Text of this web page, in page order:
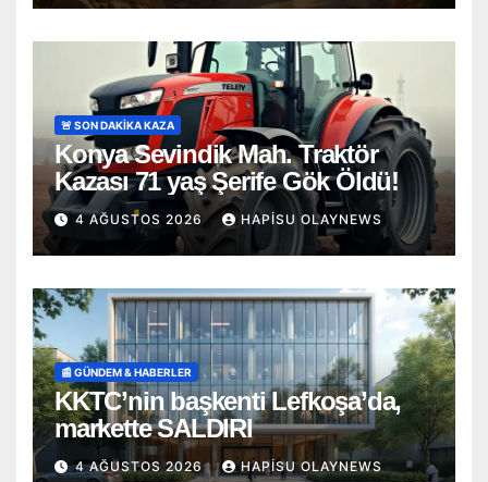
🚨 SON DAKİKA KAZA
Konya Sevindik Mah. Traktör
Kazası 71 yaş Şerife Gök Öldü!
4 AĞUSTOS 2026 HAPISU OLAYNEWS
📰 GÜNDEM & HABERLER
KKTC’nin başkenti Lefkoşa’da,
markette SALDIRI
4 AĞUSTOS 2026 HAPISU OLAYNEWS